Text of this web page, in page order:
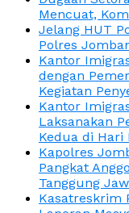
Mencuat,
Jelang HUT
Polres
Kantor
dengan
Kegiatan
Kantor
Laksanakan
Kedua di Hari
Kapolres
Pangkat
Tanggung
Kasatreskrim